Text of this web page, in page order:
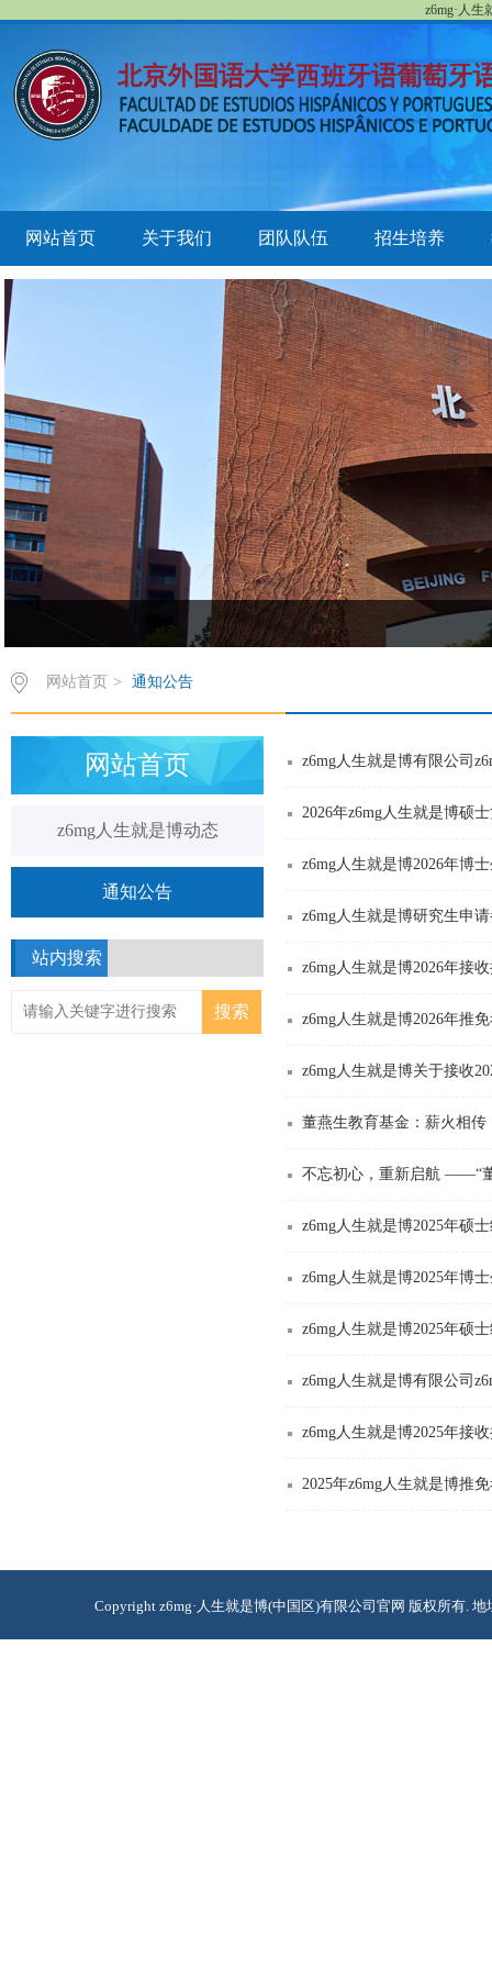
z6mg·人
网站首页 关于我们 团队队伍 招生培养
欢饮访问z6mg人生就是博有限公司西葡语系网站！
网站首页 > 通知公告
网站首页
z6mg人生就是博动态
通知公告
站内搜索
z6mg人生就是博有限公司​
2026年​z6mg人生就是博硕
z6mg人生就是博2026年博
z6mg人生就是博研究生申
z6mg人生就是博2026年接
z6mg人生就是博2026年推
z6mg人生就是博关于接收
董燕生教育基金：薪火相
不忘初心，重新启航 ——“
z6mg人生就是博2025年硕
z6mg人生就是博2025年博
z6mg人生就是博2025年硕
z6mg人生就是博有限公司​
z6mg人生就是博2025年接
2025年​z6mg人生就是博推
Copyright z6mg·人生就是博(中国区)有限公司官网 版权所有.